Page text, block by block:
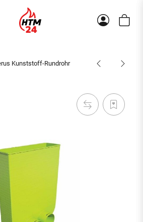
Kunststoff-Rundrohr